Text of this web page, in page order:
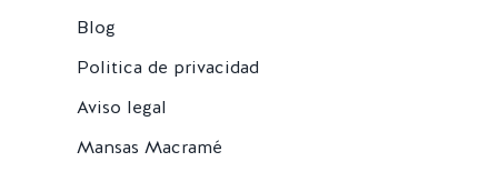
Blog
Politica de privacidad
Aviso legal
Mansas Macramé